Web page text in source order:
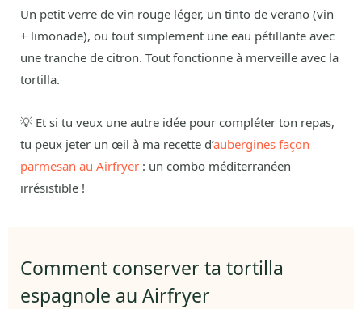
Un petit verre de vin rouge léger, un tinto de verano (vin
+ limonade), ou tout simplement une eau pétillante avec
une tranche de citron. Tout fonctionne à merveille avec la
tortilla.
💡 Et si tu veux une autre idée pour compléter ton repas,
tu peux jeter un œil à ma recette d’aubergines façon
parmesan au Airfryer : un combo méditerranéen
irrésistible !
Comment conserver ta tortilla
espagnole au Airfryer